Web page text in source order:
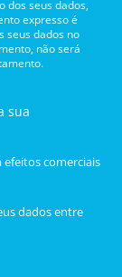
dos seus dados,
expresso é
seus dados no
não será
sua
comerciais
dados entre